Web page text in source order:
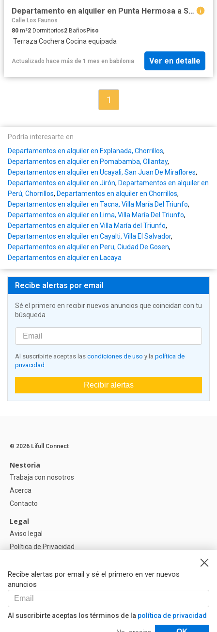
Departamento en alquiler en Punta Hermosa a S/6,300 al mes
Calle Los Faunos
80 m²2 Dormitorios2 BañosPiso
·Terraza·Cochera·Cocina equipada
Actualizado hace más de 1 mes en babilonia Ver en detalle
1
Podría interesarte en
Departamentos en alquiler en Explanada, Chorrillos,
Departamentos en alquiler en Pomabamba, Ollantay,
Departamentos en alquiler en Ucayali, San Juan De Miraflores,
Departamentos en alquiler en Jirón, Departamentos en alquiler en
Perú, Chorrillos, Departamentos en alquiler en Chorrillos,
Departamentos en alquiler en Tacna, Villa María Del Triunfo,
Departamentos en alquiler en Lima, Villa María Del Triunfo,
Departamentos en alquiler en Villa María del Triunfo,
Departamentos en alquiler en Cayalti, Villa El Salvador,
Departamentos en alquiler en Peru, Ciudad De Gosen,
Departamentos en alquiler en Lacaya
Recibe alertas por email
Sé el primero en recibir nuevos anuncios que coincidan con tu
búsqueda
Al suscribirte aceptas las condiciones de uso y la política de
privacidad
Recibir alertas
Recibe alertas por email y sé el primero en ver nuevos
anuncios
Al suscribirte aceptas los términos de la política de privacidad
© 2026 Lifull Connect
Nestoria
Trabaja con nosotros
Acerca
Contacto
Legal
Aviso legal
Política de Privacidad
Ayuda
Preguntas
Nuestros Partners
Libro de reclamaciones